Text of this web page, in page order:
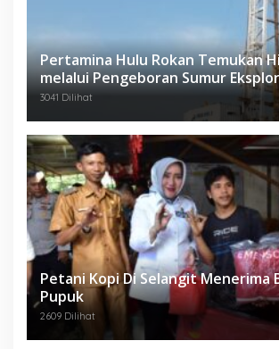
Pertamina Hulu Rokan Temukan
melalui Pengeboran Sumur
Anggrek Violet (AVO)-001
3041 Dilihat
Petani Kopi Di Selangit Menerima
Pupuk
2609 Dilihat